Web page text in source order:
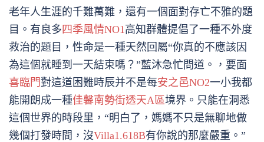
老年人生涯的千難萬難，還有一個面對存亡不雅的題
目。有良多 四季風情NO1高知群體提倡了一種不外度
救治的題目，性命是一種天然回屬“你真的不應該因
為這個就睡到一天結束嗎？”藍沐急忙問道。，要面
喜臨門對這道困難時辰并不是每安之邑NO2一小我都
能開朗成一種佳馨南勢街透天A區境界。只能在洞悉
這個世界的時段里，“明白了，媽媽不只是無聊地做
幾個打發時間，沒Villa1.618B有你說的那麼嚴重。”